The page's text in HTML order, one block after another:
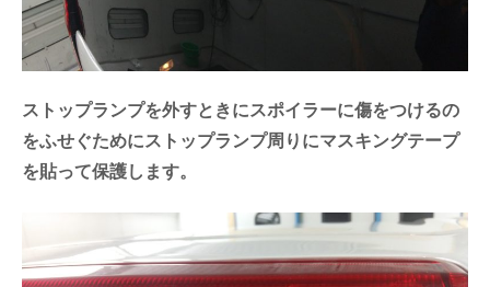
ストップランプを外すときにスポイラーに傷をつけるの
をふせぐためにストップランプ周りにマスキングテープ
を貼って保護します。